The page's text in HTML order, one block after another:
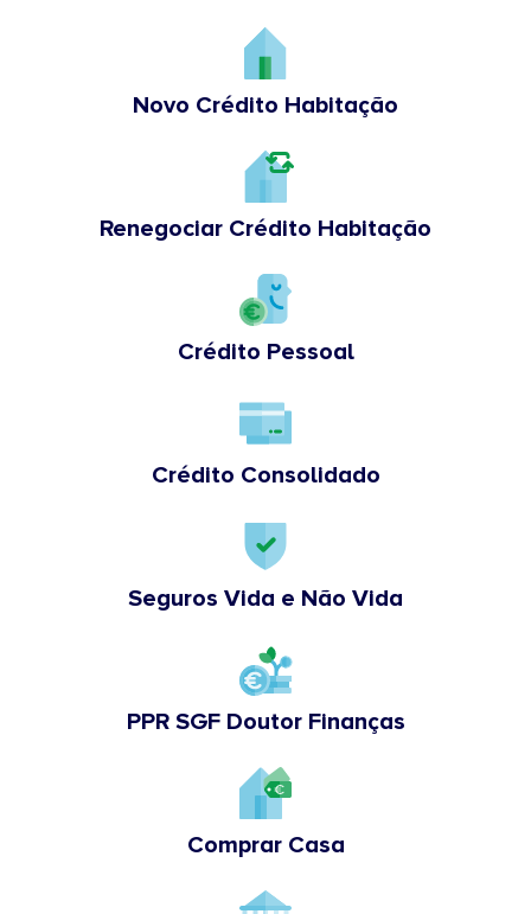
Novo Crédito Habitação
Renegociar Crédito Habitação
Crédito Pessoal
Crédito Consolidado
Seguros Vida e Não Vida
PPR SGF Doutor Finanças
Comprar Casa